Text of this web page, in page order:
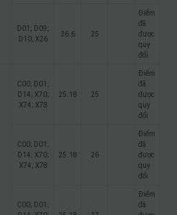
D01; D09;
D10; X26
26.6 25
Điểm
đã
được
quy
đổi
C00; D01;
D14; X70;
X74; X78
25.18 25
Điểm
đã
được
quy
đổi
C00; D01;
D14; X70;
X74; X78
25.18 26
Điểm
đã
được
quy
đổi
C00; D01;
Điểm
đã